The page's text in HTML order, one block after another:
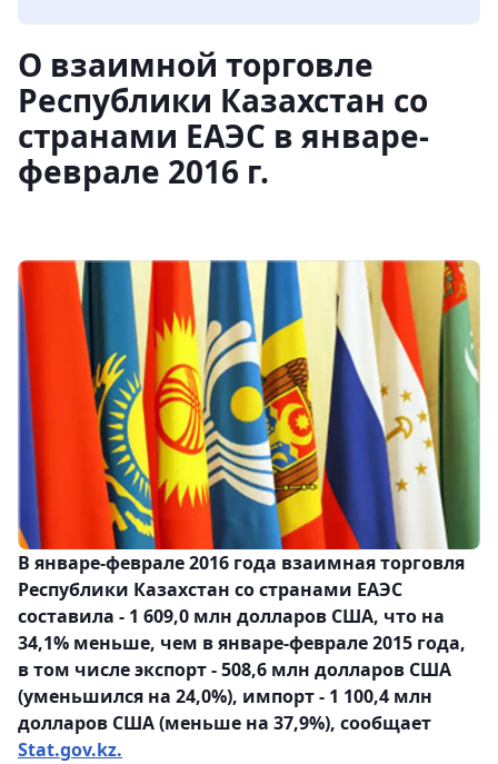
О взаимной торговле
Республики Казахстан со
странами ЕАЭС в январе-
феврале 2016 г.
В январе-феврале 2016 года взаимная торговля
Республики Казахстан со странами ЕАЭС
составила - 1 609,0 млн долларов США, что на
34,1% меньше, чем в январе-феврале 2015 года,
в том числе экспорт - 508,6 млн долларов США
(уменьшился на 24,0%), импорт - 1 100,4 млн
долларов США (меньше на 37,9%), сообщает
Stat.gov.kz.